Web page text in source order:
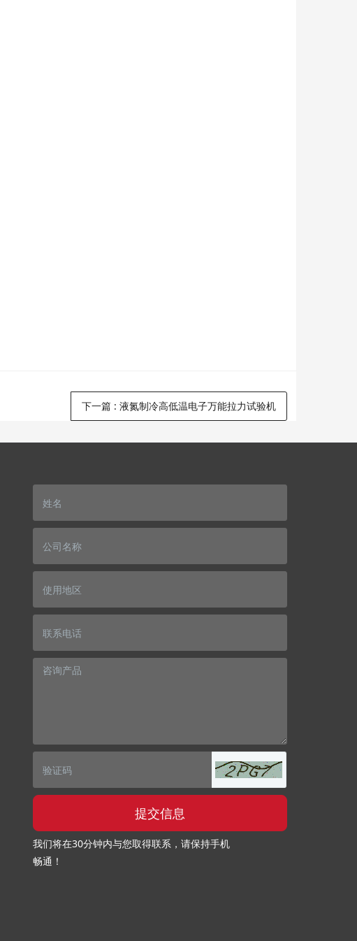
下一篇: 液氮制冷高低温电子万能拉力试验机
提交信息
我们将在30分钟内与您取得联系，请保持手机
畅通！